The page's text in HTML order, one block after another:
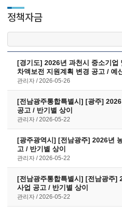
정책자금
[경기도] 2026년 과천시 중소기업
차액보전 지원계획 변경 공고 / 예
관리자 2026-05-26
[전남광주통합특별시] [광주]
공고 / 반기별 상이
관리자 2026-05-22
[광주광역시] [전남광주] 2026년
고 / 반기별 상이
관리자 2026-05-22
[전남광주통합특별시] [전남광주]
사업 공고 / 반기별 상이
관리자 2026-05-22